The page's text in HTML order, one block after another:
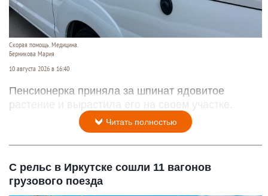
Скорая помощь. Медицина.
Берникова Мария
10 августа 2026 в 16:40
Пенсионерка приняла за шпинат ядовитое
растение и вырастила его на своем участке.
Читать полностью
С рельс в Иркутске сошли 11 вагонов
грузового поезда